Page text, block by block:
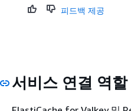
피드백 제공
서비스 연결 역할